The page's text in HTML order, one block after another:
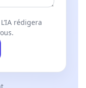
rédigera